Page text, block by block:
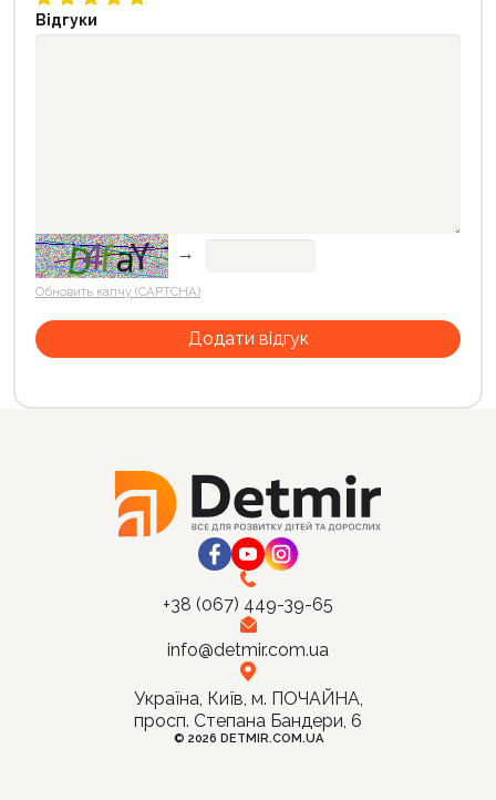
Відгуки
→
Обновить капчу (CAPTCHA)
+38 (067) 449-39-65
info@detmir.com.ua
Україна, Київ, м. ПОЧАЙНА,
просп. Степана Бандери, 6
© 2026 DETMIR.COM.UA